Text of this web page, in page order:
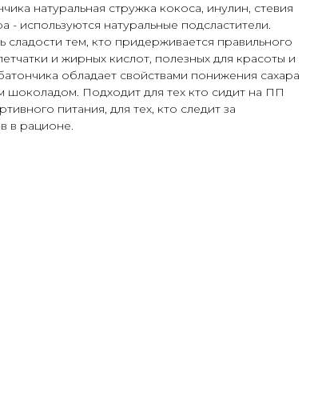
натуральная стружка кокоса, инулин, стевия
- используются натуральные подсластители.
тем, кто придерживается правильного
и жирных кислот, полезных для красоты и
обладает свойствами понижения сахара
шоколадом. Подходит для тех кто сидит на ПП
питания, для тех, кто следит за
в рационе.